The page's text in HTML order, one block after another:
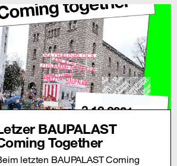
BAUPALAST
Together
letzten BAUPALAST Coming